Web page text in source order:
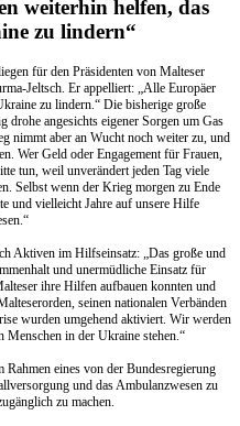
weiterhin helfen, das
zu lindern“
für den Präsidenten von Malteser
Jeltsch. Er appelliert: „Alle Europäer
zu lindern.“ Die bisherige große
angesichts eigener Sorgen um Gas
nimmt aber an Wucht noch weiter zu, und
Wer Geld oder Engagement für Frauen,
tun, weil unverändert jeden Tag viele
Selbst wenn der Krieg morgen zu Ende
und vielleicht Jahre auf unsere Hilfe
Aktiven im Hilfseinsatz: „Das große und
und unermüdliche Einsatz für
ihre Hilfen aufbauen konnten und
seinen nationalen Verbänden
wurden umgehend aktiviert. Wir werden
in der Ukraine stehen.“
eines von der Bundesregierung
und das Ambulanzwesen zu
zu machen.